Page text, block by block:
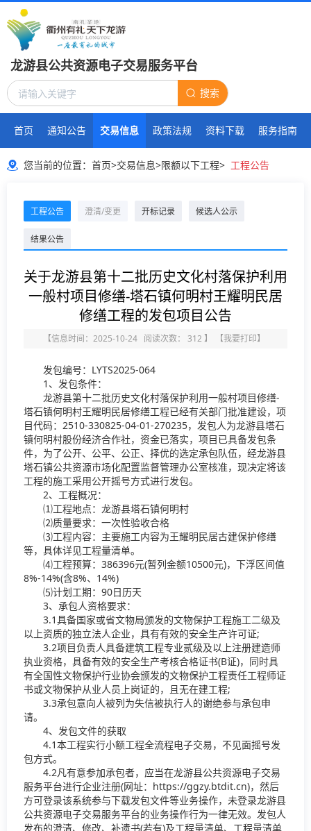
龙游县公共资源电子交易服务平台
搜索
首页 通知公告 交易信息 政策法规 资料下载 服务指南
您当前的位置： 首页>交易信息>限额以下工程> 工程公告
工程公告 澄清/变更 开标记录 候选人公示
结果公告
关于龙游县第十二批历史文化村落保护利用
一般村项目修缮-塔石镇何明村王耀明民居
修缮工程的发包项目公告
【信息时间：2025-10-24 阅读次数： 312 】 【我要打印】
发包编号：LYTS2025-064
1、发包条件：
龙游县第十二批历史文化村落保护利用一般村项目修缮-
塔石镇何明村王耀明民居修缮工程已经有关部门批准建设，项
目代码：2510-330825-04-01-270235，发包人为龙游县塔石
镇何明村股份经济合作社，资金已落实，项目已具备发包条
件，为了公开、公平、公正、择优的选定承包队伍，经龙游县
塔石镇公共资源市场化配置监督管理办公室核准，现决定将该
工程的施工采用公开摇号方式进行发包。
2、工程概况：
⑴工程地点：龙游县塔石镇何明村
⑵质量要求：一次性验收合格
⑶工程内容：主要施工内容为王耀明民居古建保护修缮
等，具体详见工程量清单。
⑷工程预算：386396元(暂列金额10500元)，下浮区间值
8%-14%(含8%、14%)
⑸计划工期：90日历天
3、承包人资格要求：
3.1具备国家或省文物局颁发的文物保护工程施工二级及
以上资质的独立法人企业，具有有效的安全生产许可证;
3.2项目负责人具备建筑工程专业贰级及以上注册建造师
执业资格，具备有效的安全生产考核合格证书(B证)，同时具
有全国性文物保护行业协会颁发的文物保护工程责任工程师证
书或文物保护从业人员上岗证的，且无在建工程;
3.3承包意向人被列为失信被执行人的谢绝参与承包申
请。
4、发包文件的获取
4.1本工程实行小额工程全流程电子交易，不见面摇号发
包方式。
4.2凡有意参加承包者，应当在龙游县公共资源电子交易
服务平台进行企业注册(网址：https://ggzy.btdit.cn)，然后
方可登录该系统参与下载发包文件等业务操作，未登录龙游县
公共资源电子交易服务平台的业务操作行为一律无效。发包人
发布的澄清、修改、补遗书(若有)及工程量清单、工程量清单